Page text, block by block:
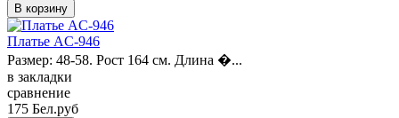
Платье AC-946
Размер: 48-58. Рост 164 см. Длина �...
в закладки
сравнение
175 Бел.руб